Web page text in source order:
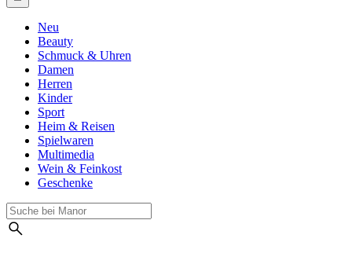
Neu
Beauty
Schmuck & Uhren
Damen
Herren
Kinder
Sport
Heim & Reisen
Spielwaren
Multimedia
Wein & Feinkost
Geschenke